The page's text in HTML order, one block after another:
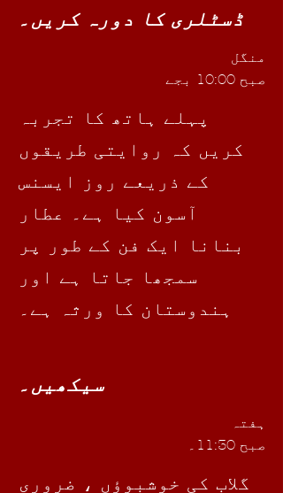
ڈسٹلری کا دورہ کریں۔
منگل
صبح 10:00 بجے
پہلے ہاتھ کا تجربہ
کریں کہ روایتی طریقوں
کے ذریعے روز ایسنس
آسون کیا ہے۔ عطار
بنانا ایک فن کے طور پر
سمجھا جاتا ہے اور
ہندوستان کا ورثہ ہے۔
سیکھیں۔
ہفتہ
صبح 11:30۔
گلاب کی خوشبوؤں ، ضروری